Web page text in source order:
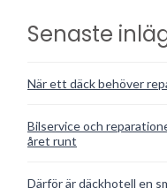
Senaste
När ett däck behöver
Bilservice och
året runt
Därför är däckhotell en